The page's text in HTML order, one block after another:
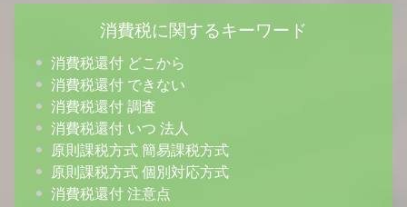
消費税に関するキーワード
消費税還付 どこから
消費税還付 できない
消費税還付 調査
消費税還付 いつ 法人
原則課税方式 簡易課税方式
原則課税方式 個別対応方式
消費税還付 注意点